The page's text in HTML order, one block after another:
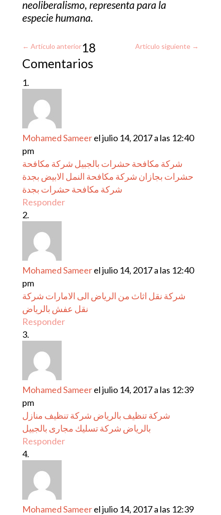
neoliberalismo, representa para la
especie humana.
← Artículo anterior Artículo siguiente →
18
Comentarios
Mohamed Sameerel julio 14, 2017 a las 12:40
pm
شركة مكافحة حشرات بالجبيل شركة مكافحة
حشرات بجازان شركة مكافحة النمل الابيض بجدة
شركة مكافحة حشرات بجدة
Responder
Mohamed Sameerel julio 14, 2017 a las 12:40
pm
شركة نقل اثاث من الرياض الى الامارات شركة
نقل عفش بالرياض
Responder
Mohamed Sameerel julio 14, 2017 a las 12:39
pm
شركة تنظيف بالرياض شركة تنظيف منازل
بالرياض شركة تسليك مجارى بالجبيل
Responder
Mohamed Sameerel julio 14, 2017 a las 12:39